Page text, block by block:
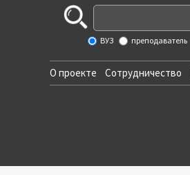
ВУЗ преподаватель
О проекте Сотрудничество